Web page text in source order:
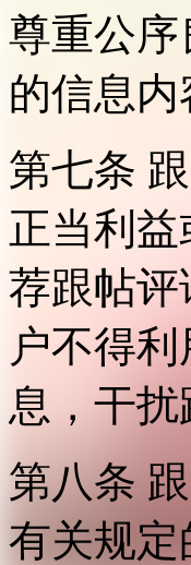
尊重公
的信息内
第七条
正当利
荐跟帖
户不得
息，干
第八条
有关规